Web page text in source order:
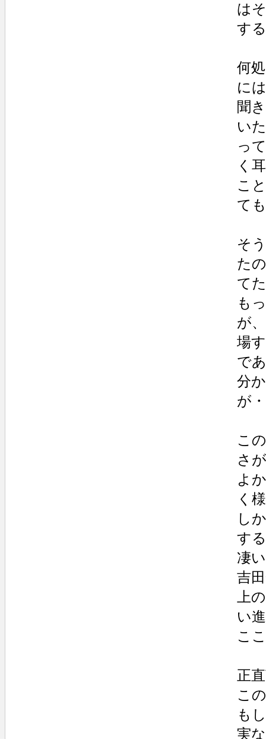
は
す
何
に
聞
い
っ
く
こ
て
そ
た
て
も
が
場
で
分
が
こ
さ
よ
く
し
す
凄
吉
上
い
こ
正
こ
も
実